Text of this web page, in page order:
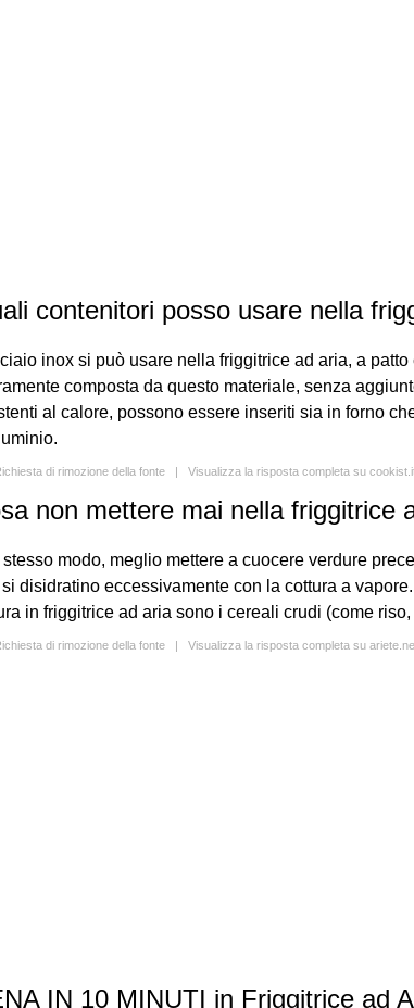
contenitori posso usare nella
inox si può usare nella friggitrice ad aria, a
composta da questo materiale, senza
al calore, possono essere inseriti sia in forno
di rimozione della fonte | Visualizza la risposta completa su
non mettere mai nella friggitrice
modo, meglio mettere a cuocere verdure
disidratino eccessivamente con la cottura a
in friggitrice ad aria sono i cereali crudi (come
di rimozione della fonte | Visualizza la risposta completa su
IN 10 MINUTI in Friggitrice ad